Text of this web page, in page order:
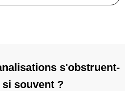
s'obstruent-
souvent ?